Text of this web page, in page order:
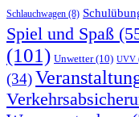
Schlauchwagen (8)
Spiel und Spaß
(101) Unwetter(10) UVV
(34)